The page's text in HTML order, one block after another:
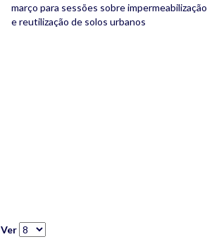
março para sessões sobre impermeabilização
e reutilização de solos urbanos
Ver